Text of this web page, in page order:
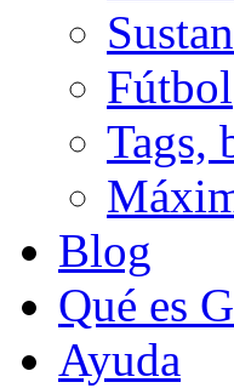
Fútbol
Tags,
Blog
Qué es
Ayuda